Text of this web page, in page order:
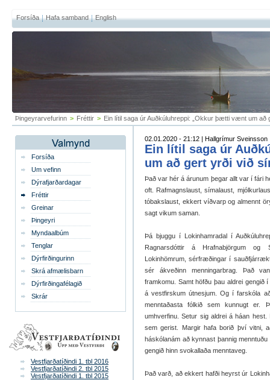
Forsíða Hafa samband English
Þingeyrarvefurinn > Fréttir > Ein lítil saga úr Auðkúluhreppi: „Okkur þætti vænt um að
Forsíða
Um vefinn
Dýrafjarðardagar
Fréttir
Greinar
Þingeyri
Myndaalbúm
Tenglar
Dýrfirðingurinn
Skrá afmælisbarn
Dýrfirðingafélagið
Skrár
Vestfjarðatíðindi 1. tbl 2016
Vestfjarðatíðindi 2. tbl 2015
Vestfjarðatíðindi 1. tbl 2015
02.01.2020 - 21:12 | Hallgrímur Sveinsson
Ein lítil saga úr
um að gert yrði við
Það var hér á árunum þegar allt var í fári
oft. Rafmagnslaust, símalaust,
tóbakslaust, ekkert víðvarp og almennt
sagt vikum saman.
Þá bjuggu í Lokinhamradal í
Ragnarsdóttir á Hrafnabjörgum
Lokinhömrum, sérfræðingar í
sér ákveðinn menningarbrag. Það
framkomu. Samt höfðu þau aldrei gengið
á vestfirskum útnesjum. Og í farskóla
menntaðasta fólkið sem kunnugt er.
umhverfinu. Setur sig aldrei á háan hest.
sem gerist. Margir hafa borið því vitni,
háskólanám að kynnast þannig
gengið hinn svokallaða menntaveg.
Það varð, að ekkert hafði heyrst úr